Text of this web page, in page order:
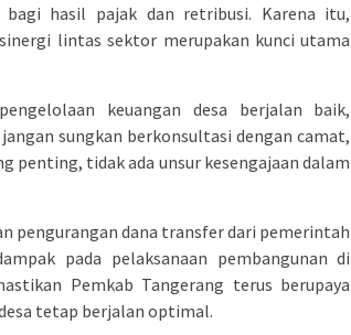
bagi hasil pajak dan retribusi. Karena itu,
lintas sektor merupakan kunci utama
keuangan desa berjalan baik,
sungkan berkonsultasi dengan camat,
penting, tidak ada unsur kesengajaan dalam
pengurangan dana transfer dari pemerintah
pada pelaksanaan pembangunan di
Pemkab Tangerang terus berupaya
tetap berjalan optimal.